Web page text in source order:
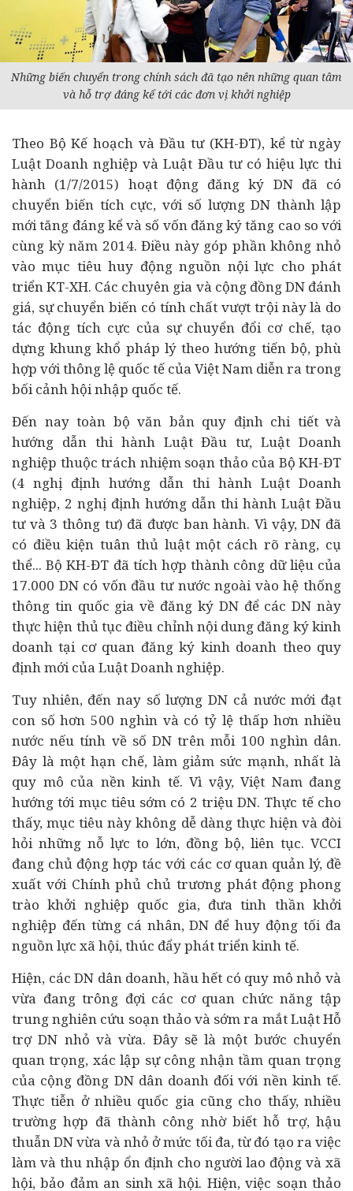
Những biến chuyển trong chính sách đã tạo nên những quan tâm
và hỗ trợ đáng kể tới các đơn vị khởi nghiệp
Theo Bộ Kế hoạch và Đầu tư (KH-ĐT), kể từ ngày
LuậtDoanh nghiệp và Luật Đầu tư có hiệu lực thi
hành (1/7/2015) hoạt động đăng ký DN đã có
chuyển biến tích cực, với số lượng DN thành lập
mới tăng đáng kể và số vốn đăng ký tăng cao so với
cùng kỳ năm 2014. Điều này góp phần không nhỏ
vào mục tiêu huy động nguồn nội lực cho phát
triển KT-XH. Các chuyên gia và cộng đồng DN đánh
giá, sự chuyển biến có tính chất vượt trội này là do
tác động tích cực của sự chuyển đổi cơ chế, tạo
dựng khung khổ pháp lý theo hướng tiến bộ, phù
hợp với thông lệ quốc tế của Việt Nam diễn ra trong
bối cảnh hội nhập quốc tế.
Đến nay toàn bộ văn bản quy định chi tiết và
hướng dẫn thi hành Luật Đầu tư, Luật Doanh
nghiệp thuộc trách nhiệm soạn thảo của Bộ KH-ĐT
(4 nghị định hướng dẫn thi hành Luật Doanh
nghiệp, 2 nghị định hướng dẫn thi hành Luật Đầu
tư và 3 thông tư) đã được ban hành. Vì vậy, DN đã
có điều kiện tuân thủ luật một cách rõ ràng, cụ
thể... Bộ KH-ĐT đã tích hợp thành công dữ liệu của
17.000 DN có vốn đầu tưnước ngoài vào hệ thống
thông tin quốc gia về đăng ký DN để các DN này
thực hiện thủ tục điều chỉnh nội dung đăng ký kinh
doanh tại cơ quan đăng ký kinh doanh theo quy
định mới của Luật Doanh nghiệp.
Tuy nhiên, đến nay số lượng DN cả nước mới đạt
con số hơn 500 nghìn và có tỷ lệ thấp hơn nhiều
nước nếu tính về số DN trên mỗi 100 nghìn dân.
Đây là một hạn chế, làm giảm sức mạnh, nhất là
quy mô của nền kinh tế. Vì vậy, Việt Nam đang
hướng tới mục tiêu sớm có 2 triệu DN. Thực tế cho
thấy, mục tiêu này không dễ dàng thực hiện và đòi
hỏi những nỗ lực to lớn, đồng bộ, liên tục. VCCI
đang chủ động hợp tác với các cơ quan quản lý, đề
xuất với Chính phủ chủ trương phát động phong
trào khởi nghiệp quốc gia, đưa tinh thần khởi
nghiệp đến từng cá nhân, DN để huy động tối đa
nguồn lực xã hội, thúc đẩy phát triển kinh tế.
Hiện, các DN dân doanh, hầu hết có quy mô nhỏ và
vừa đang trông đợi các cơ quan chức năng tập
trung nghiên cứu soạn thảo và sớm ra mắt Luật Hỗ
trợ DN nhỏ và vừa. Đây sẽ là một bước chuyển
quan trọng, xác lập sự công nhận tầm quan trọng
của cộng đồng DN dân doanh đối với nền kinh tế.
Thực tiễn ở nhiều quốc gia cũng cho thấy, nhiều
trường hợp đã thành công nhờ biết hỗ trợ, hậu
thuẫn DN vừa và nhỏ ở mức tối đa, từ đó tạo ra việc
làm và thu nhập ổn định cho người lao động và xã
hội, bảo đảm an sinh xã hội. Hiện, việc soạn thảo